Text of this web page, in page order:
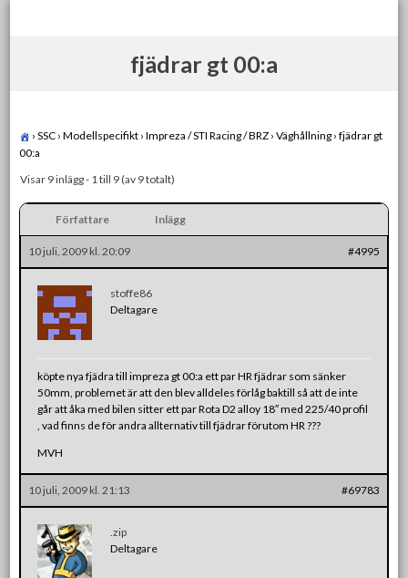
fjädrar gt 00:a
› SSC › Modellspecifikt › Impreza / STI Racing / BRZ › Väghållning › fjädrar gt
00:a
Visar 9 inlägg - 1 till 9 (av 9 totalt)
Författare Inlägg
10 juli, 2009 kl. 20:09 #4995
stoffe86
Deltagare
köpte nya fjädra till impreza gt 00:a ett par HR fjädrar som sänker
50mm, problemet är att den blev alldeles förlåg baktill så att de inte
går att åka med bilen sitter ett par Rota D2 alloy 18″ med 225/40 profil
, vad finns de för andra allternativ till fjädrar förutom HR ???
MVH
10 juli, 2009 kl. 21:13 #69783
.zip
Deltagare